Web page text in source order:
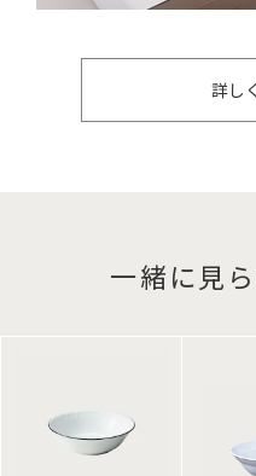
詳し
一緒に見